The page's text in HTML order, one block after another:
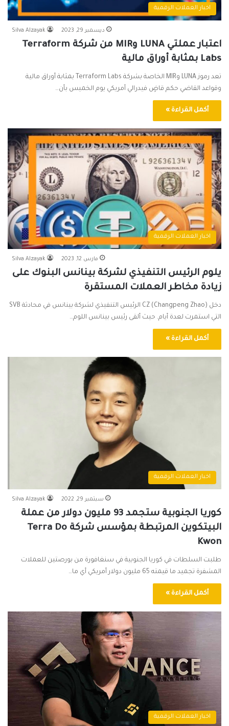
اخبار العملات الرقمية
Silva Alzayak ديسمبر 29, 2023
اعتبار عملتي LUNA وMIR من شركة Terraform
Labs بمثابة أوراق مالية
تعد رموز LUNA وMIR الخاصة بشركة Terraform Labs بمثابة أوراق مالية
وقواعد القاضي حكم قاضٍ فيدرالي أمريكي يوم الخميس بأن…
أكمل القراءة »
اخبار العملات الرقمية
Silva Alzayak مارس 12, 2023
يلوم الرئيس التنفيذي لشركة بينانس البنوك على
زيادة مخاطر العملات المستقرة
دخل (CZ (Changpeng Zhao الرئيس التنفيذي لشركة بينانس في محادثة SVB
التي استمرت لعدة أيام. حيث ألقى رئيس بينانس اللوم…
أكمل القراءة »
اخبار العملات الرقمية
Silva Alzayak سبتمبر 29, 2022
كوريا الجنوبية ستجمد 93 مليون دولار من عملة
البيتكوين المرتبطة بمؤسس شركة Terra Do
Kwon
طلبت السلطات في كوريا الجنوبية في سنغافورة من بورصتين للعملات
المشفرة تجميد ما قيمته 65 مليون دولار أمريكي أي ما…
أكمل القراءة »
اخبار العملات الرقمية